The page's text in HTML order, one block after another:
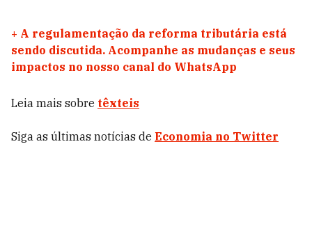
+ A regulamentação da reforma tributária está
sendo discutida. Acompanhe as mudanças e seus
impactos no nosso canal do WhatsApp
Leia mais sobre têxteis
Siga as últimas notícias de Economia no Twitter